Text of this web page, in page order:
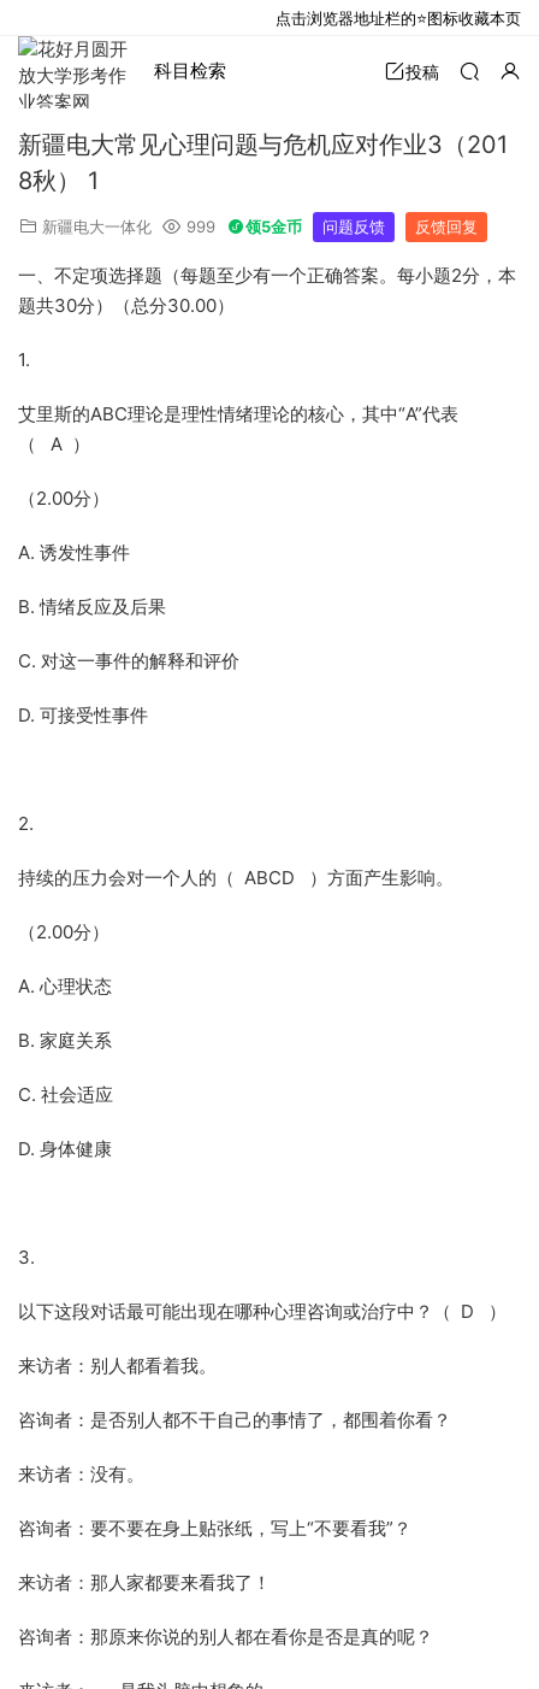
科目检索 投稿
新疆电大常见心理问题与危机应对作业3（201
8秋） 1
新疆电大一体化 999 领5金币 问题反馈 反馈回复
一、不定项选择题（每题至少有一个正确答案。每小题2分，本
题共30分）（总分30.00）
1.
艾里斯的ABC理论是理性情绪理论的核心，其中“A”代表
（ A ）
（2.00分）
A. 诱发性事件
B. 情绪反应及后果
C. 对这一事件的解释和评价
D. 可接受性事件
2.
持续的压力会对一个人的（ ABCD ）方面产生影响。
（2.00分）
A. 心理状态
B. 家庭关系
C. 社会适应
D. 身体健康
3.
以下这段对话最可能出现在哪种心理咨询或治疗中？（ D ）
来访者：别人都看着我。
咨询者：是否别人都不干自己的事情了，都围着你看？
来访者：没有。
咨询者：要不要在身上贴张纸，写上“不要看我”？
来访者：那人家都要来看我了！
咨询者：那原来你说的别人都在看你是否是真的呢？
点击浏览器地址栏的⭐图标收藏本页